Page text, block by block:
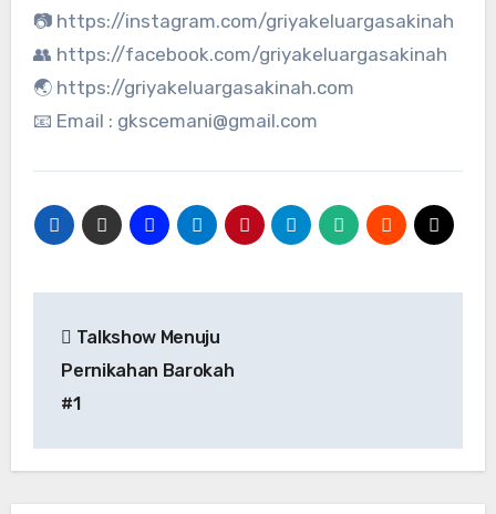
📷 https://instagram.com/griyakeluargasakinah
👥 https://facebook.com/griyakeluargasakinah
🌏 https://griyakeluargasakinah.com
📧 Email : gkscemani@gmail.com
navigation
Talkshow Menuju
Pernikahan Barokah
#1